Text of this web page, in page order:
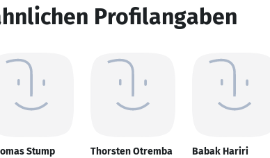
Profilangaben
Stump Thorsten Otremba Babak Hariri